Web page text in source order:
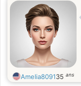
Amelia809135 ans